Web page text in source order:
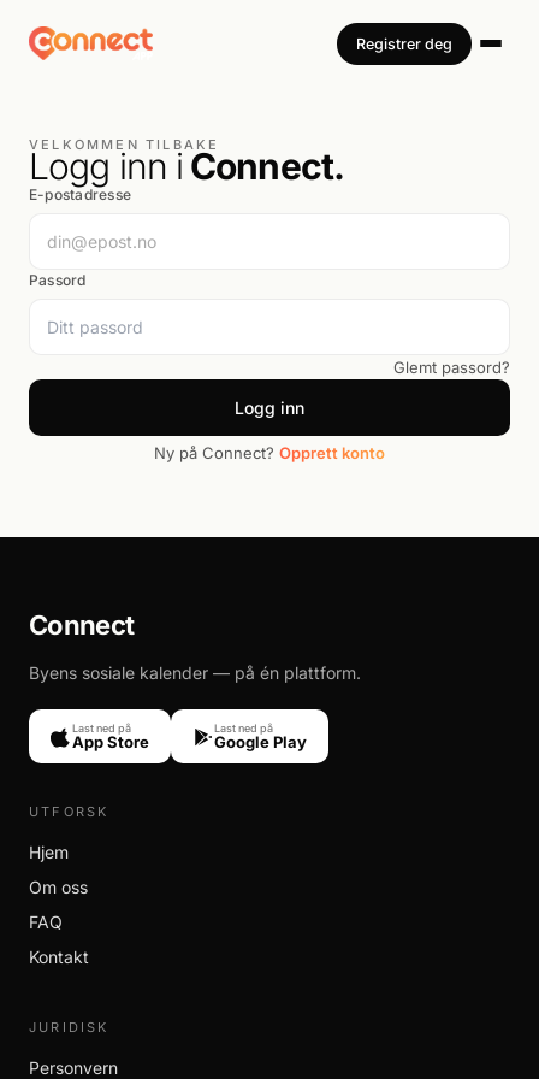
Registrer deg
VELKOMMEN TILBAKE
Logg inn i Connect.
E-postadresse
Passord
Glemt passord?
Logg inn
Ny på Connect? Opprett konto
Connect
Byens sosiale kalender — på én plattform.
Last ned på
App Store
Last ned på
Google Play
UTFORSK
Hjem
Om oss
FAQ
Kontakt
JURIDISK
Personvern